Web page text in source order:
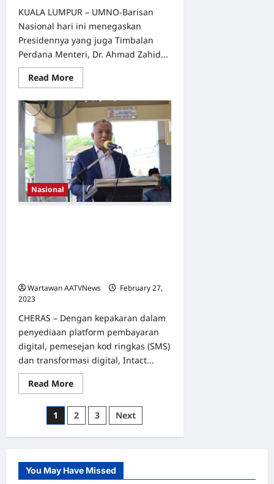
KUALA LUMPUR – UMNO-Barisan
Nasional hari ini menegaskan
Presidennya yang juga Timbalan
Perdana Menteri, Dr. Ahmad Zahid...
Read MoreRead
more
Muhyiddin,
Azmin
Terima
Surat
Tuntutan
Maaf
Dari
TPM
Atas
Kenyataan
Fitnah
Sebagai
Dalang
Nasional
Wartawan AATVNews
February 27,
2023
CHERAS – Dengan kepakaran dalam
penyediaan platform pembayaran
digital, pemesejan kod ringkas (SMS)
dan transformasi digital, Intact...
Read MoreRead
more
INTACT
MEDIA
Sedia
Platform
Diri
:
Masjid
Posts
pagination
1 2 3 Next
You May Have Missed